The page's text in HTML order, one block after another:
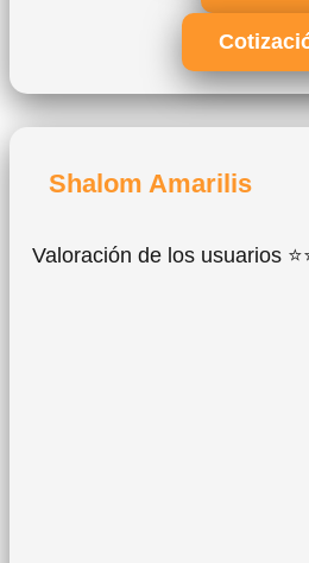
Shalom Amarilis
Valoración de los usuarios